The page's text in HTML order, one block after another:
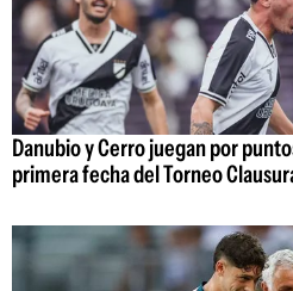
Danubio y Cerro juegan por
primera fecha del Torneo